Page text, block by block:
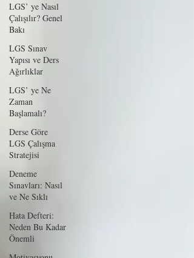
LGS’ ye Nasıl
Çalışılır? Genel
Bakı
LGS Sınav
Yapısı ve Ders
Ağırlıklar
LGS’ ye Ne
Zaman
Başlamalı?
Derse Göre
LGS Çalışma
Stratejisi
Deneme
Sınavları: Nasıl
ve Ne Sıklı
Hata Defteri:
Neden Bu Kadar
Önemli